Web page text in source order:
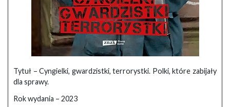
Tytuł – Cyngielki, gwardzistki, terrorystki. Polki, które zabijały
dla sprawy.
Rok wydania – 2023